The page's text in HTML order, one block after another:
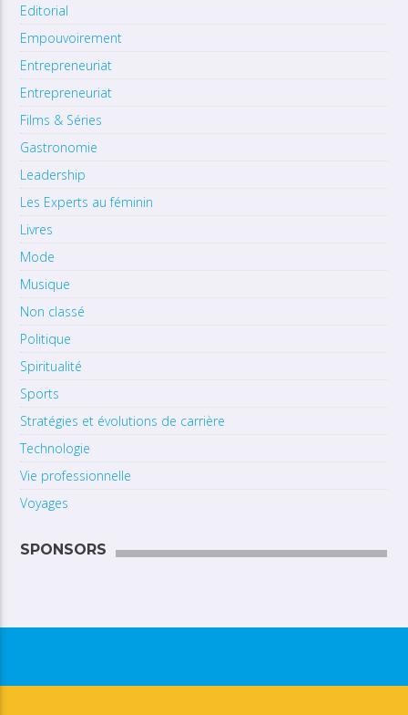
Editorial
Empouvoirement
Entrepreneuriat
Entrepreneuriat
Films & Séries
Gastronomie
Leadership
Les Experts au féminin
Livres
Mode
Musique
Non classé
Politique
Spiritualité
Sports
Stratégies et évolutions de carrière
Technologie
Vie professionnelle
Voyages
SPONSORS